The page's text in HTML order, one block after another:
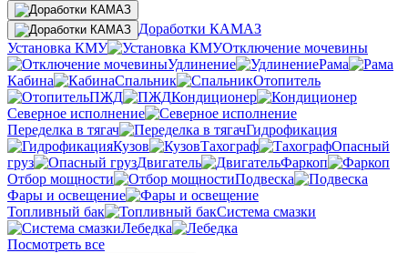
Доработки КАМАЗ
Установка КМУ
Отключение мочевины
Удлинение
Рама
Кабина
Спальник
Отопитель
ПЖД
Кондиционер
Северное исполнение
Переделка в тягач
Гидрофикация
Кузов
Тахограф
Опасный
груз
Двигатель
Фаркоп
Отбор мощности
Подвеска
Фары и освещение
Топливный бак
Система смазки
Лебедка
Посмотреть все